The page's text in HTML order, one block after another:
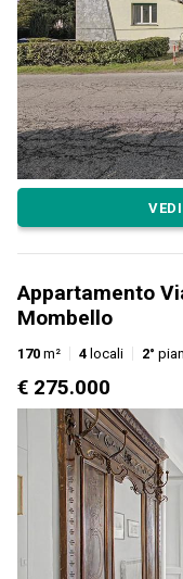
Appartamento
Mombello
170 m² 4 locali 2°
€ 275.000